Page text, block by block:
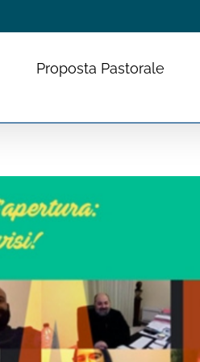
Proposta Pastorale